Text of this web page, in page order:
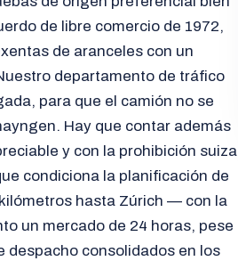
de libre comercio de 1972,
de aranceles con un
departamento de tráfico
para que el camión no se
Hay que contar además
y con la prohibición suiza
condiciona la planificación de
hasta Zúrich — con la
un mercado de 24 horas, pese
despacho consolidados en los